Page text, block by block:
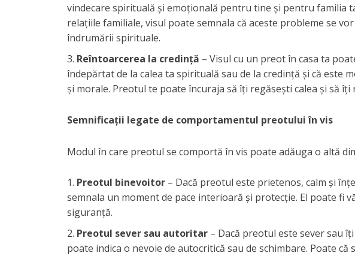
vindecare spirituală și emoțională pentru tine și pentru familia
relațiile familiale, visul poate semnala că aceste probleme se
îndrumării spirituale.
Reîntoarcerea la credință – Visul cu un preot în casa ta
îndepărtat de la calea ta spirituală sau de la credință și că este
și morale. Preotul te poate încuraja să îți regăsești calea și să
Semnificații legate de comportamentul preotului în vis
Modul în care preotul se comportă în vis poate adăuga o altă
Preotul binevoitor – Dacă preotul este prietenos, calm și
semnala un moment de pace interioară și protecție. El poate fi
siguranță.
Preotul sever sau autoritar – Dacă preotul este sever sau
poate indica o nevoie de autocritică sau de schimbare. Poate